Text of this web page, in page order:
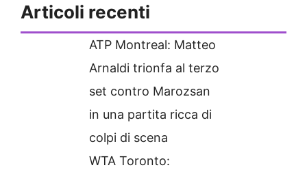
Articoli recenti
ATP Montreal: Matteo
Arnaldi trionfa al terzo
set contro Marozsan
in una partita ricca di
colpi di scena
WTA Toronto: